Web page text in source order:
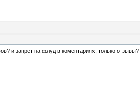
и запрет на флуд в коментариях, только отзывы?